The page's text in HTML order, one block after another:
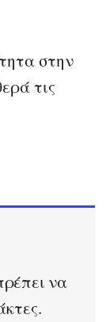
στην
τις
να